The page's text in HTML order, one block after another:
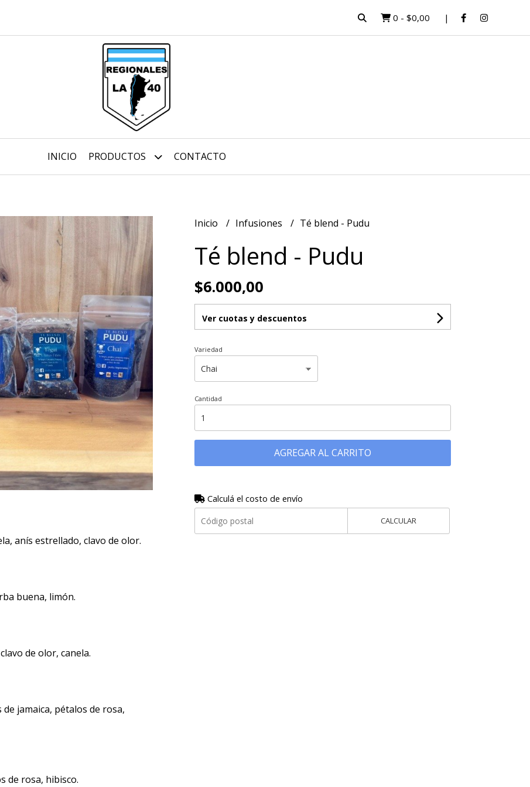
0 - $0,00
INICIO PRODUCTOS CONTACTO
anís estrellado, clavo de olor.
buena, limón.
de olor, canela.
jamaica, pétalos de rosa,
de rosa, hibisco.
Inicio Infusiones Té blend - Pudu
Té blend - Pudu
$6.000,00
Ver cuotas y descuentos
Variedad
Cantidad
AGREGAR AL CARRITO
Calculá el costo de envío
CALCULAR